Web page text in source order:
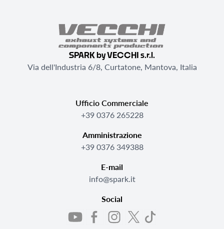
SPARK by VECCHI s.r.l.
Via dell'Industria 6/8, Curtatone, Mantova, Italia
Ufficio Commerciale
+39 0376 265228
Amministrazione
+39 0376 349388
E-mail
info@spark.it
Social